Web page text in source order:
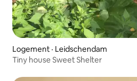
Logement · Leidschendam
Tiny house Sweet Shelter